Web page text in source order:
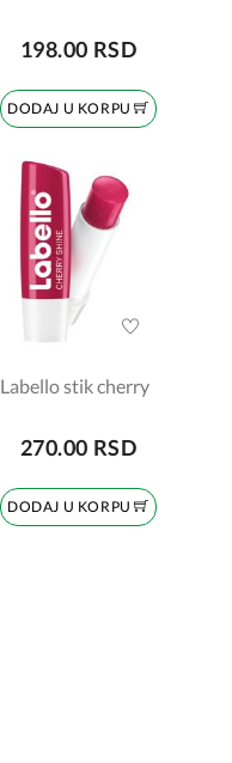
198.00 RSD
DODAJ U KORPU
Labello stik cherry
270.00 RSD
DODAJ U KORPU